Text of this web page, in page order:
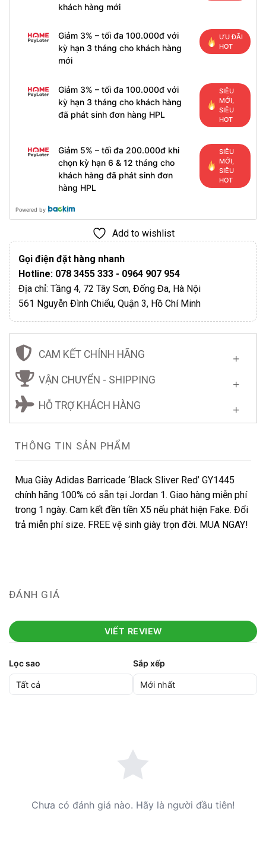
khách hàng mới
Giảm 3% – tối đa 100.000đ với
kỳ hạn 3 tháng cho khách hàng
mới
ƯU ĐÃI
HOT
Giảm 3% – tối đa 100.000đ với
kỳ hạn 3 tháng cho khách hàng
đã phát sinh đơn hàng HPL
SIÊU
MỚI,
SIÊU
HOT
Giảm 5% – tối đa 200.000đ khi
chọn kỳ hạn 6 & 12 tháng cho
khách hàng đã phát sinh đơn
hàng HPL
SIÊU
MỚI,
SIÊU
HOT
Powered by
Add to wishlist
Gọi điện đặt hàng nhanh
Hotline: 078 3455 333 - 0964 907 954
Địa chỉ: Tầng 4, 72 Tây Sơn, Đống Đa, Hà Nội
561 Nguyễn Đình Chiểu, Quận 3, Hồ Chí Minh
CAM KẾT CHÍNH HÃNG
VẬN CHUYỂN - SHIPPING
HỖ TRỢ KHÁCH HÀNG
THÔNG TIN SẢN PHẨM
Mua Giày Adidas Barricade ‘Black Sliver Red’ GY1445
chính hãng 100% có sẵn tại Jordan 1. Giao hàng miễn phí
trong 1 ngày. Cam kết đền tiền X5 nếu phát hiện Fake. Đổi
trả miễn phí size. FREE vệ sinh giày trọn đời. MUA NGAY!
ĐÁNH GIÁ
VIẾT REVIEW
Lọc sao Sắp xếp
Chưa có đánh giá nào. Hãy là người đầu tiên!